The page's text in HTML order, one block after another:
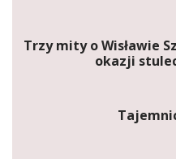
Trzy mity o Wisławie
okazji